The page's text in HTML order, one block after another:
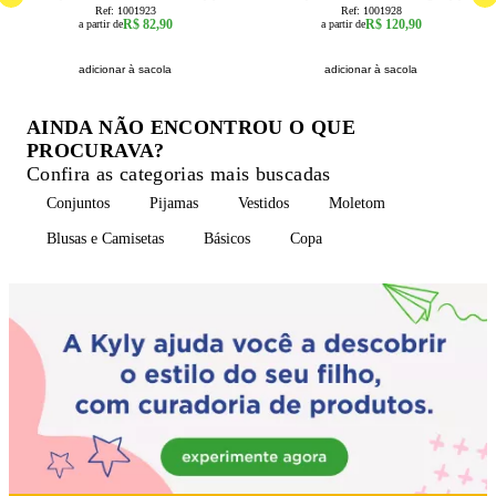
Ref: 1001923
a partir deR$ 82,90
adicionar à sacola
Ref: 1001928
a partir deR$ 120,90
adicionar à sacola
AINDA NÃO ENCONTROU O QUE
PROCURAVA?
Confira as categorias mais buscadas
Conjuntos Pijamas Vestidos Moletom
Blusas e Camisetas Básicos Copa